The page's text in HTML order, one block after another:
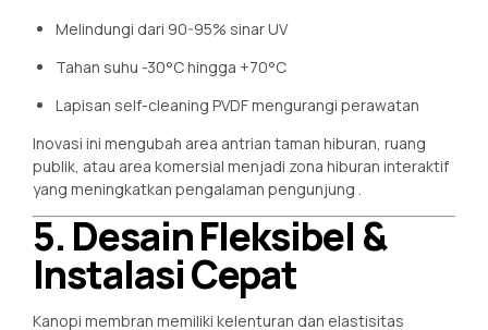
Melindungi dari 90-95% sinar UV
Tahan suhu -30°C hingga +70°C
Lapisan self-cleaning PVDF mengurangi perawatan
Inovasi ini mengubah area antrian taman hiburan, ruang
publik, atau area komersial menjadi zona hiburan interaktif
yang meningkatkan pengalaman pengunjung
5. Desain Fleksibel &
Instalasi Cepat
Kanopi membran memiliki kelenturan dan elastisitas